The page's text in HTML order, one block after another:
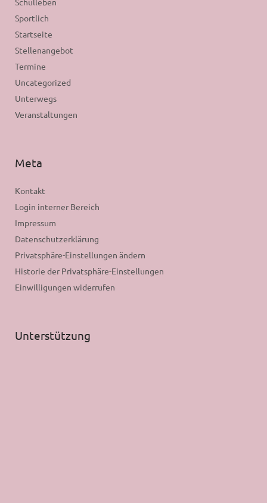
Sportlich
Startseite
Stellenangebot
Termine
Uncategorized
Unterwegs
Veranstaltungen
Meta
Kontakt
Login interner Bereich
Impressum
Datenschutzerklärung
Privatsphäre-Einstellungen ändern
Historie der Privatsphäre-Einstellungen
Einwilligungen widerrufen
Unterstützung